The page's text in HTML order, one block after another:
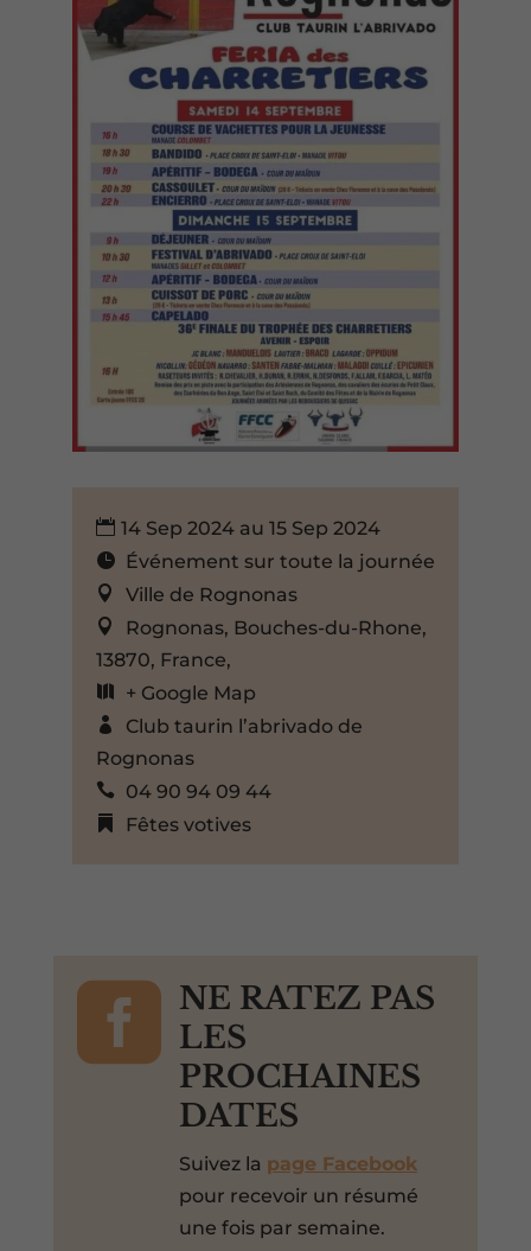
14 Sep 2024 au 15 Sep 2024
Événement sur toute la journée
Ville de Rognonas
Rognonas, Bouches-du-Rhone,
13870, France,
+ Google Map
Club taurin l’abrivado de
Rognonas
04 90 94 09 44
Fêtes votives

NE RATEZ PAS
LES
PROCHAINES
DATES
Suivez la page Facebook
pour recevoir un résumé
une fois par semaine.